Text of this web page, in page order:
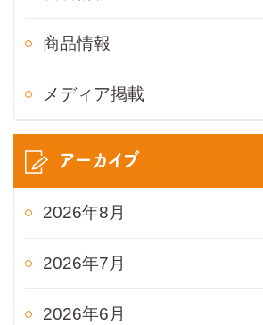
商品情報
メディア掲載
アーカイブ
2026年8月
2026年7月
2026年6月